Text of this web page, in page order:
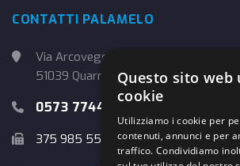
CONTATTI PALAMELO
Via Arcoveggio, 4
51039 Quarrata (PT)
0573 774457
375 985 5526
Questo sito web
cookie
Utilizziamo i cookie per
contenuti, annunci e per
traffico. Condividiamo